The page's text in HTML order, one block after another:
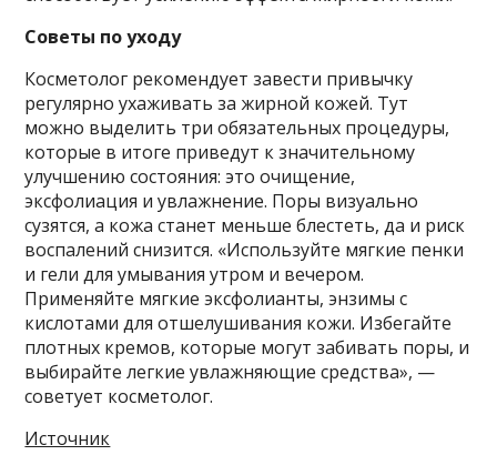
Советы по уходу
Косметолог рекомендует завести привычку
регулярно ухаживать за жирной кожей. Тут
можно выделить три обязательных процедуры,
которые в итоге приведут к значительному
улучшению состояния: это очищение,
эксфолиация и увлажнение. Поры визуально
сузятся, а кожа станет меньше блестеть, да и риск
воспалений снизится. «Используйте мягкие пенки
и гели для умывания утром и вечером.
Применяйте мягкие эксфолианты, энзимы с
кислотами для отшелушивания кожи. Избегайте
плотных кремов, которые могут забивать поры, и
выбирайте легкие увлажняющие средства», —
советует косметолог.
Источник